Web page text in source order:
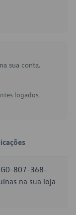
sua conta.
logados.
807-368-
na sua loja